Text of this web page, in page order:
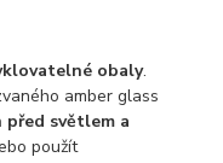
obaly.
amber glass
před světlem a
použít